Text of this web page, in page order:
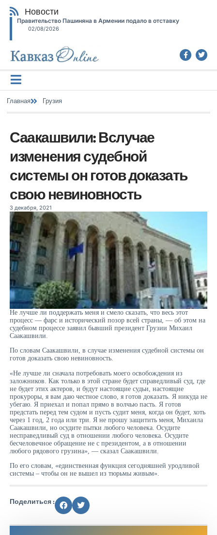
Новости
Правительство Пашиняна в Армении подало в отставку
02/08/2026
Главная Грузия
Саакашвили: Вслучае
изменения судебной
системы он готов доказать
свою невиновность
3 декабря, 2021
Не лучше ли поддержать меня и смело сказать, что весь этот
процесс — фарс и исторический позор всей страны, — об этом на
судебном процессе заявил бывший президент Грузии Михаил
Саакашвили.
По словам Саакашвили, в случае изменения судебной системы он
готов доказать свою невиновность.
«Не лучше ли сначала потребовать моего освобождения из
заложников. Как только в этой стране будет справедливый суд, где
не будет этих актеров, и будут настоящие судьи, настоящие
прокуроры, я вам даю честное слово, я готов доказать. Я никуда не
убегаю. Я приехал и попал прямо в волчью пасть. Я готов
предстать перед тем судом и пусть судит меня, когда он будет, хоть
через 1 год, 2 года или три. Я не прошу защитить меня, Михаила
Саакашвили, но осудите пытки любого человека. Осудите
несправедливый суд в отношении любого человека. Осудите
бесчеловечное обращение не с президентом, а в отношении
любого рядового грузина», — сказал Саакашвили.
По его словам, «единственная функция сегодняшней уродливой
системы – чтобы он не вышел из тюрьмы живым».
Поделиться :